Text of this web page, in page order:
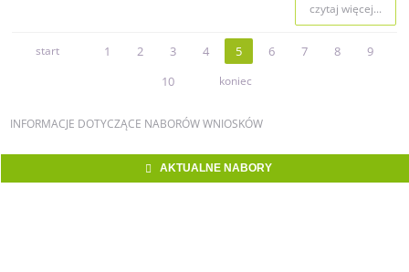
czytaj więcej...
start 1 2 3 4 5 6 7 8
9
10
koniec
INFORMACJE DOTYCZĄCE NABORÓW WNIOSKÓW
AKTUALNE NABORY